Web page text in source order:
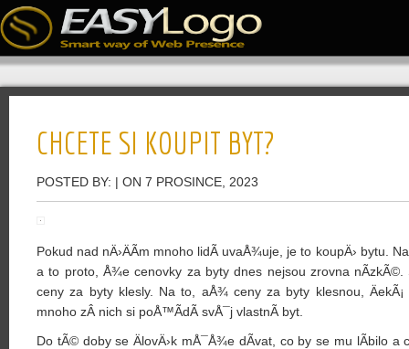
CHCETE SI KOUPIT BYT?
POSTED BY: | ON 7 PROSINCE, 2023
Pokud nad nÄ›ÄÃ­m mnoho lidÃ­ uvaÅ¾uje, je to koupÄ› bytu.
a to proto, Å¾e cenovky za byty dnes nejsou zrovna nÃ­zkÃ©.
ceny za byty klesly. Na to, aÅ¾ ceny za byty klesnou,
mnoho zÂ nich si poÅ™Ã­dÃ­ svÅ¯j vlastnÃ­ byt.
Do tÃ© doby se ÄlovÄ›k mÅ¯Å¾e dÃ­vat, co by se mu lÃ­bilo a